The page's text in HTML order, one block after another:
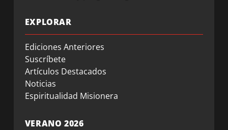
EXPLORAR
Ediciones Anteriores
Suscríbete
Artículos Destacados
Noticias
Espiritualidad Misionera
VERANO 2026